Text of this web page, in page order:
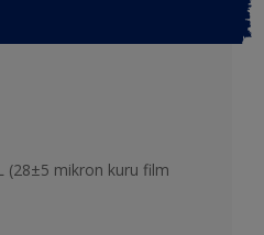
(28±5 mikron kuru film